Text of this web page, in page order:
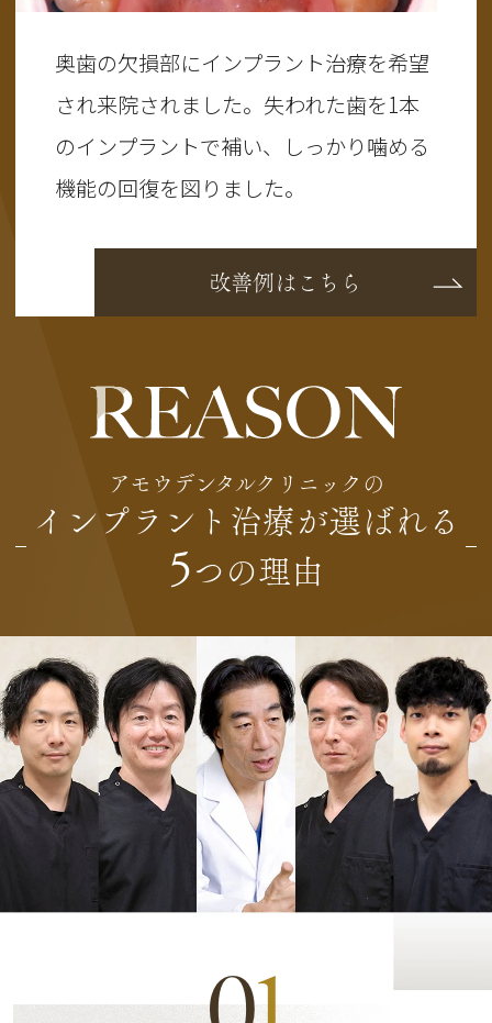
奥歯の欠損部にインプラント治療を希望
され来院されました。失われた歯を1本
のインプラントで補い、しっかり噛める
機能の回復を図りました。
改善例はこちら
アモウデンタルクリニックの
インプラント治療が選ばれる
5 つの理由